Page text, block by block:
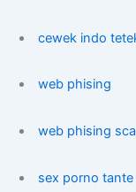
cewek indo
web phising
web phising
sex porno